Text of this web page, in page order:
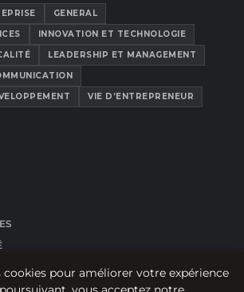
GENERAL
INNOVATION ET TECHNOLOGIE
LEADERSHIP ET MANAGEMENT
VIE D’ENTREPRENEUR
cookies pour améliorer votre expérience